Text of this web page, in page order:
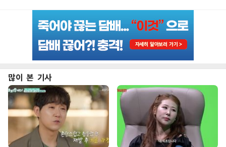
많이 본 기사